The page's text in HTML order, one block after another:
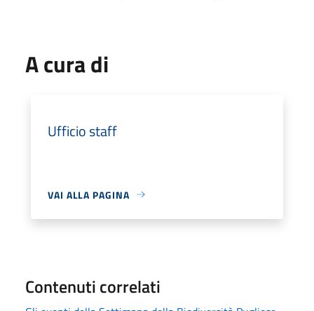
A cura di
Ufficio staff
VAI ALLA PAGINA
Contenuti correlati